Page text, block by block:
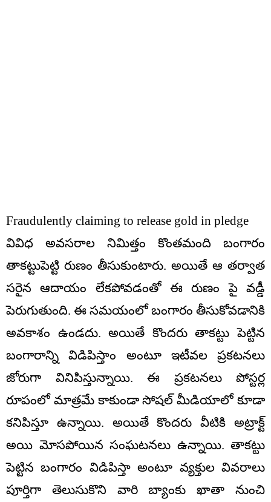
Fraudulently claiming to release gold in pledge
వివిధ అవసరాల నిమిత్తం కొంతమంది బంగారం
తాకట్టుపెట్టి రుణం తీసుకుంటారు. అయితే ఆ తర్వాత
సరైన ఆదాయం లేకపోవడంతో ఈ రుణం పై వడ్డీ
పెరుగుతుంది. ఈ సమయంలో బంగారం తీసుకోవడానికి
అవకాశం ఉండదు. అయితే కొందరు తాకట్టు పెట్టిన
బంగారాన్ని విడిపిస్తాం అంటూ ఇటీవల ప్రకటనలు
జోరుగా వినిపిస్తున్నాయి. ఈ ప్రకటనలు పోస్టర్ల
రూపంలో మాత్రమే కాకుండా సోషల్ మీడియాలో కూడా
కనిపిస్తూ ఉన్నాయి. అయితే కొందరు వీటికి అట్రాక్ట్
అయి మోసపోయిన సంఘటనలు ఉన్నాయి. తాకట్టు
పెట్టిన బంగారం విడిపిస్తా అంటూ వ్యక్తుల వివరాలు
పూర్తిగా తెలుసుకొని వారి బ్యాంకు ఖాతా నుంచి